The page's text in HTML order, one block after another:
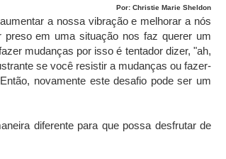
Por: Christie Marie Sheldon
a nossa vibração e melhorar a nós
em uma situação nos faz querer um
mudanças por isso é tentador dizer, "ah,
se você resistir a mudanças ou fazer-
Então, novamente este desafio pode ser um
diferente para que possa desfrutar de